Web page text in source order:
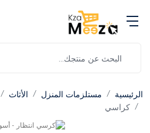
الرئيسية مستلزمات المنزل الأثاث
كراسي